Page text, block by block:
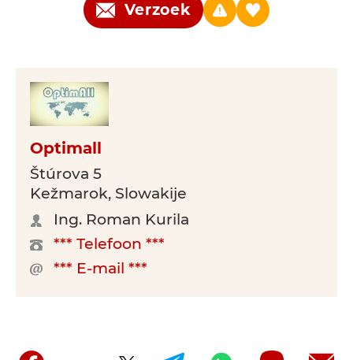
Verzoek
Optimall
Štúrova 5
Kežmarok, Slowakije
Ing. Roman Kurila
*** Telefoon ***
*** E-mail ***